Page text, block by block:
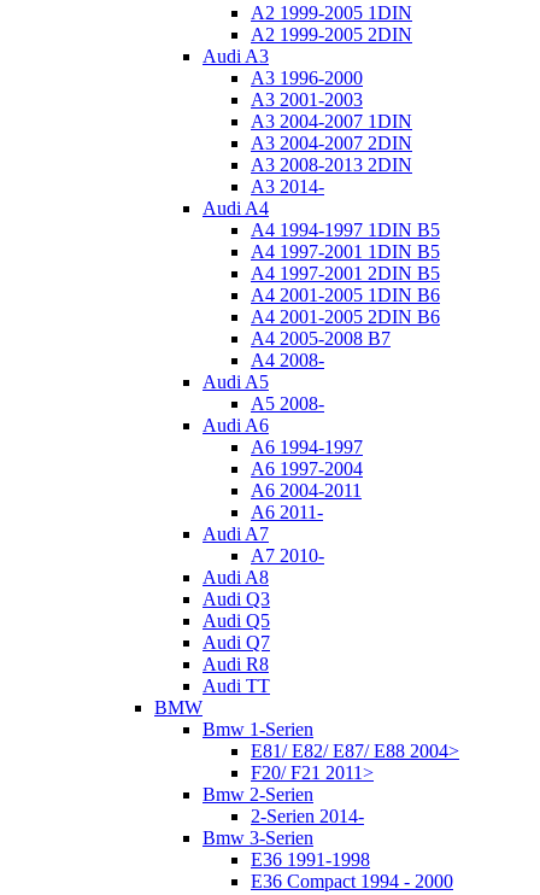
A2 1999-2005 1DIN
A2 1999-2005 2DIN
Audi A3
A3 1996-2000
A3 2001-2003
A3 2004-2007 1DIN
A3 2004-2007 2DIN
A3 2008-2013 2DIN
A3 2014-
Audi A4
A4 1994-1997 1DIN B5
A4 1997-2001 1DIN B5
A4 1997-2001 2DIN B5
A4 2001-2005 1DIN B6
A4 2001-2005 2DIN B6
A4 2005-2008 B7
A4 2008-
Audi A5
A5 2008-
Audi A6
A6 1994-1997
A6 1997-2004
A6 2004-2011
A6 2011-
Audi A7
A7 2010-
Audi A8
Audi Q3
Audi Q5
Audi Q7
Audi R8
Audi TT
BMW
Bmw 1-Serien
E81/ E82/ E87/ E88 2004>
F20/ F21 2011>
Bmw 2-Serien
2-Serien 2014-
Bmw 3-Serien
E36 1991-1998
E36 Compact 1994 - 2000